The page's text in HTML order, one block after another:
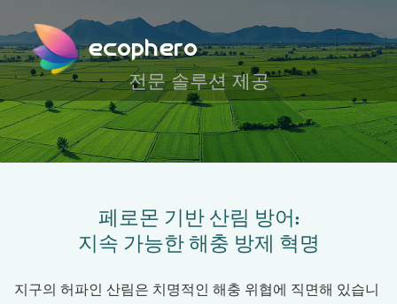
ecophero
전문 솔루션 제공
페로몬 기반 산림 방어:
지속 가능한 해충 방제 혁명
지구의 허파인 산림은 치명적인 해충 위협에 직면해 있습니